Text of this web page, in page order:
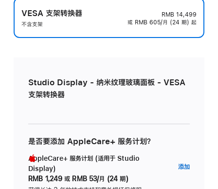
VESA 支架转换器
不含支架
RMB 14,499
或 RMB 605/月 (24 期) 起
Studio Display - 纳米纹理玻璃面板 - VESA
支架转换器
是否要添加 AppleCare+ 服务计划？
AppleCare+ 服务计划 (适用于 Studio
Display)
RMB 1,249 或 RMB 53/月 (24 期)
添加